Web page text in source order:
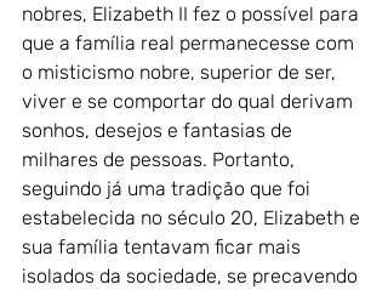
nobres, Elizabeth II fez o possível para
que a família real permanecesse com
o misticismo nobre, superior de ser,
viver e se comportar do qual derivam
sonhos, desejos e fantasias de
milhares de pessoas. Portanto,
seguindo já uma tradição que foi
estabelecida no século 20, Elizabeth e
sua família tentavam ficar mais
isolados da sociedade, se precavendo